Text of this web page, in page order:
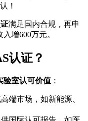
！
满足国内合规，再申
增600万元。
认证？
验室认可价值 ：
端市场，如新能源、